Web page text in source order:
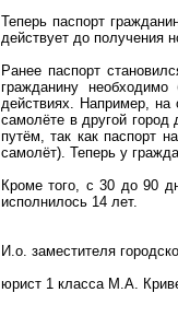
Теперь паспорт
действует до получения
Ранее паспорт
гражданину необходимо
действиях. Например, на
самолёте в другой город
путём, так как паспорт
самолёт). Теперь у
Кроме того, с 30 до 90
исполнилось 14 лет.
И.о. заместителя
юрист 1 класса М.А.